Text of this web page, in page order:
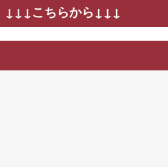
↓↓↓こちらから↓↓↓